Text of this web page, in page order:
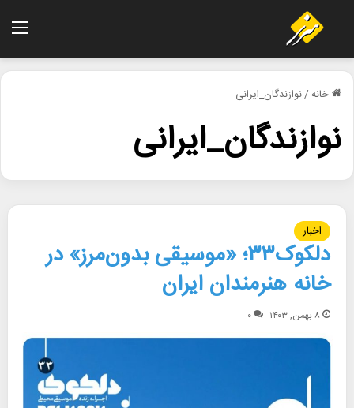
خانه/نوازندگان_ایرانی
نوازندگان_ایرانی
اخبار
دلکوک۳۳؛ «موسیقی بدون‌مرز» در
خانه هنرمندان ایران
۸ بهمن, ۱۴۰۳ ۰